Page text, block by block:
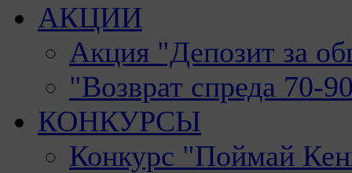
АКЦИИ
Акция "Депозит за
"Возврат спреда 70-
КОНКУРСЫ
Конкурс "Поймай